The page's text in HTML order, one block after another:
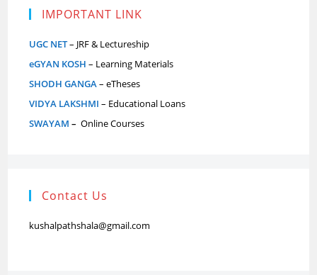
IMPORTANT LINK
UGC NET– JRF & Lectureship
eGYAN KOSH – Learning Materials
SHODH GANGA– eTheses
VIDYA LAKSHMI – Educational Loans
SWAYAM – Online Courses
Contact Us
kushalpathshala@gmail.com